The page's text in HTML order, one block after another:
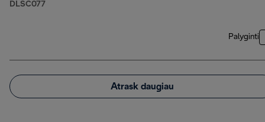
DLSC077
Palyginti
Atrask daugiau